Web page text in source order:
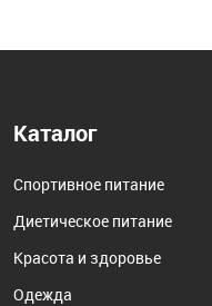
Каталог
Спортивное питание
Диетическое питание
Красота и здоровье
Одежда